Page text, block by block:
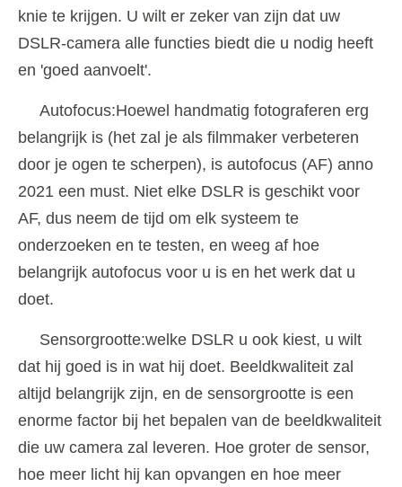
knie te krijgen. U wilt er zeker van zijn dat uw
DSLR-camera alle functies biedt die u nodig heeft
en 'goed aanvoelt'.
Autofocus:Hoewel handmatig fotograferen erg
belangrijk is (het zal je als filmmaker verbeteren
door je ogen te scherpen), is autofocus (AF) anno
2021 een must. Niet elke DSLR is geschikt voor
AF, dus neem de tijd om elk systeem te
onderzoeken en te testen, en weeg af hoe
belangrijk autofocus voor u is en het werk dat u
doet.
Sensorgrootte:welke DSLR u ook kiest, u wilt
dat hij goed is in wat hij doet. Beeldkwaliteit zal
altijd belangrijk zijn, en de sensorgrootte is een
enorme factor bij het bepalen van de beeldkwaliteit
die uw camera zal leveren. Hoe groter de sensor,
hoe meer licht hij kan opvangen en hoe meer